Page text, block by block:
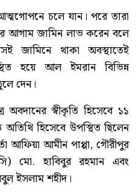
চলে যান। পরে তারা
আগাম জামিন লাভ করেন বলে
জামিনে থাকা অবস্থাতেই
হয়ে আল ইমরান বিভিন্ন
দেন।
অবদানের স্বীকৃতি হিসেবে ১১
হিসেবে উপস্থিত ছিলেন
আফিয়া আমীন পাপ্পা, গৌরীপুর
মো. হাবিবুর রহমান এবং
ইসলাম শহীদ।